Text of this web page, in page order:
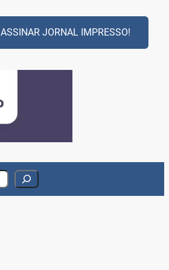
ASSINAR JORNAL IMPRESSO!